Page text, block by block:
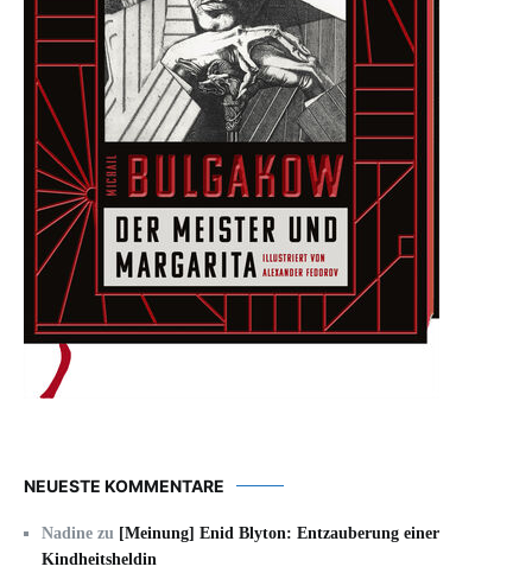
NEUESTE KOMMENTARE
Nadine zu [Meinung] Enid Blyton: Entzauberung einer
Kindheitsheldin